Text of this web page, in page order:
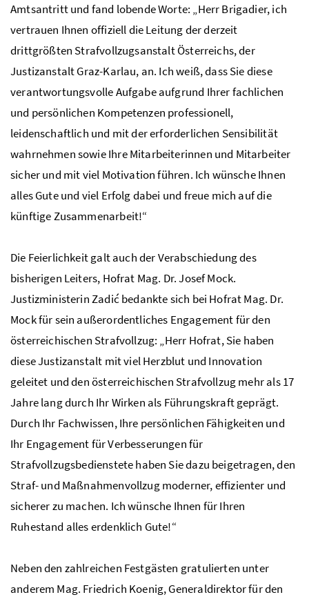
Amtsantritt und fand lobende Worte: „Herr Brigadier, ich
vertrauen Ihnen offiziell die Leitung der derzeit
drittgrößten Strafvollzugsanstalt Österreichs, der
Justizanstalt Graz-Karlau, an. Ich weiß, dass Sie diese
verantwortungsvolle Aufgabe aufgrund Ihrer fachlichen
und persönlichen Kompetenzen professionell,
leidenschaftlich und mit der erforderlichen Sensibilität
wahrnehmen sowie Ihre Mitarbeiterinnen und Mitarbeiter
sicher und mit viel Motivation führen. Ich wünsche Ihnen
alles Gute und viel Erfolg dabei und freue mich auf die
künftige Zusammenarbeit!“
Die Feierlichkeit galt auch der Verabschiedung des
bisherigen Leiters, Hofrat Mag. Dr. Josef Mock.
Justizministerin Zadić bedankte sich bei Hofrat Mag. Dr.
Mock für sein außerordentliches Engagement für den
österreichischen Strafvollzug: „Herr Hofrat, Sie haben
diese Justizanstalt mit viel Herzblut und Innovation
geleitet und den österreichischen Strafvollzug mehr als 17
Jahre lang durch Ihr Wirken als Führungskraft geprägt.
Durch Ihr Fachwissen, Ihre persönlichen Fähigkeiten und
Ihr Engagement für Verbesserungen für
Strafvollzugsbedienstete haben Sie dazu beigetragen, den
Straf- und Maßnahmenvollzug moderner, effizienter und
sicherer zu machen. Ich wünsche Ihnen für Ihren
Ruhestand alles erdenklich Gute!“
Neben den zahlreichen Festgästen gratulierten unter
anderem Mag. Friedrich Koenig, Generaldirektor für den